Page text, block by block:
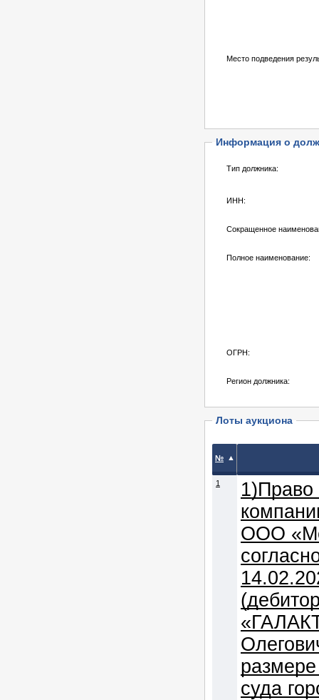
Место подведения
Информация о
Тип должника:
ИНН:
Сокращенное
Полное наименование:
ОГРН:
Регион должника:
Лоты аукциона
№ ▲
1
1)Право
ООО
суда